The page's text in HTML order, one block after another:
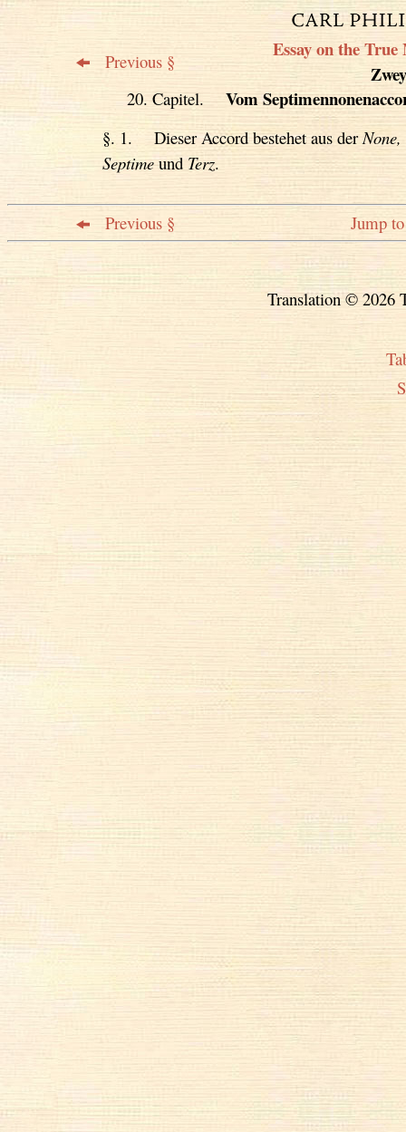
Previous §
Essay on the
20. Capitel. Vom
§. 1. Dieser Accord bestehet aus der None,
Septimeund Terz.
Previous § Jump
Translation © 2026